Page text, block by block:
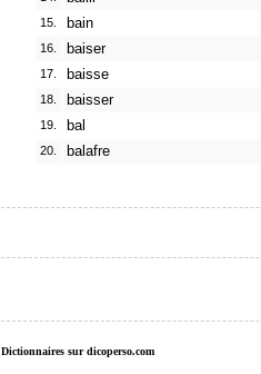
15.
bain
16.
baiser
17.
baisse
18.
baisser
19.
bal
20.
balafre
Dictionnaires sur dicoperso.com